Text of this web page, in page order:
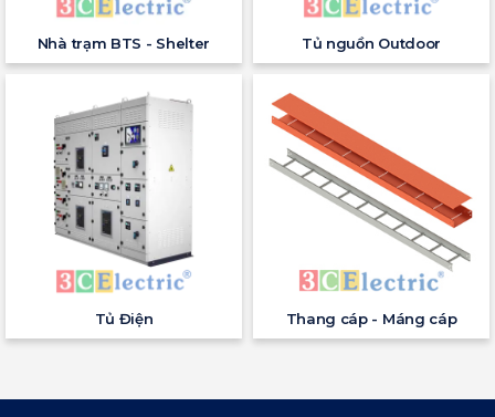
Nhà trạm BTS - Shelter Tủ nguồn Outdoor
Tủ Điện Thang cáp - Máng cáp